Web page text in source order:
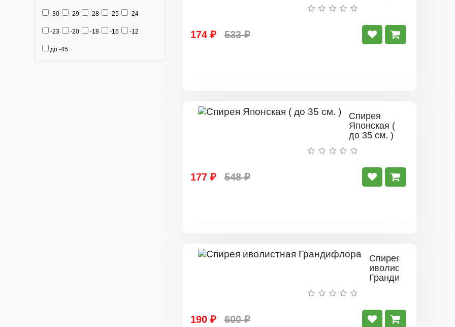
-30 -29 -28 -25 -24
-23 -20 -18 -15 -12
до -45
174 ₽ 533 ₽
Спирея
Японская (
до 35 см. )
177 ₽ 548 ₽
Спирея
иволистная
Грандифлора
190 ₽ 600 ₽